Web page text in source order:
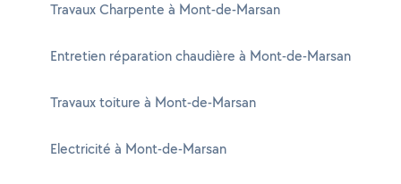
Travaux Charpente à Mont-de-Marsan
Entretien réparation chaudière à Mont-de-Marsan
Travaux toiture à Mont-de-Marsan
Electricité à Mont-de-Marsan